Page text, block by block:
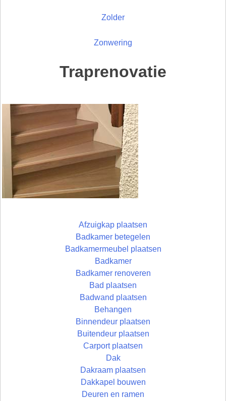
Zolder
Zonwering
Traprenovatie
Afzuigkap plaatsen
Badkamer betegelen
Badkamermeubel plaatsen
Badkamer
Badkamer renoveren
Bad plaatsen
Badwand plaatsen
Behangen
Binnendeur plaatsen
Buitendeur plaatsen
Carport plaatsen
Dak
Dakraam plaatsen
Dakkapel bouwen
Deuren en ramen